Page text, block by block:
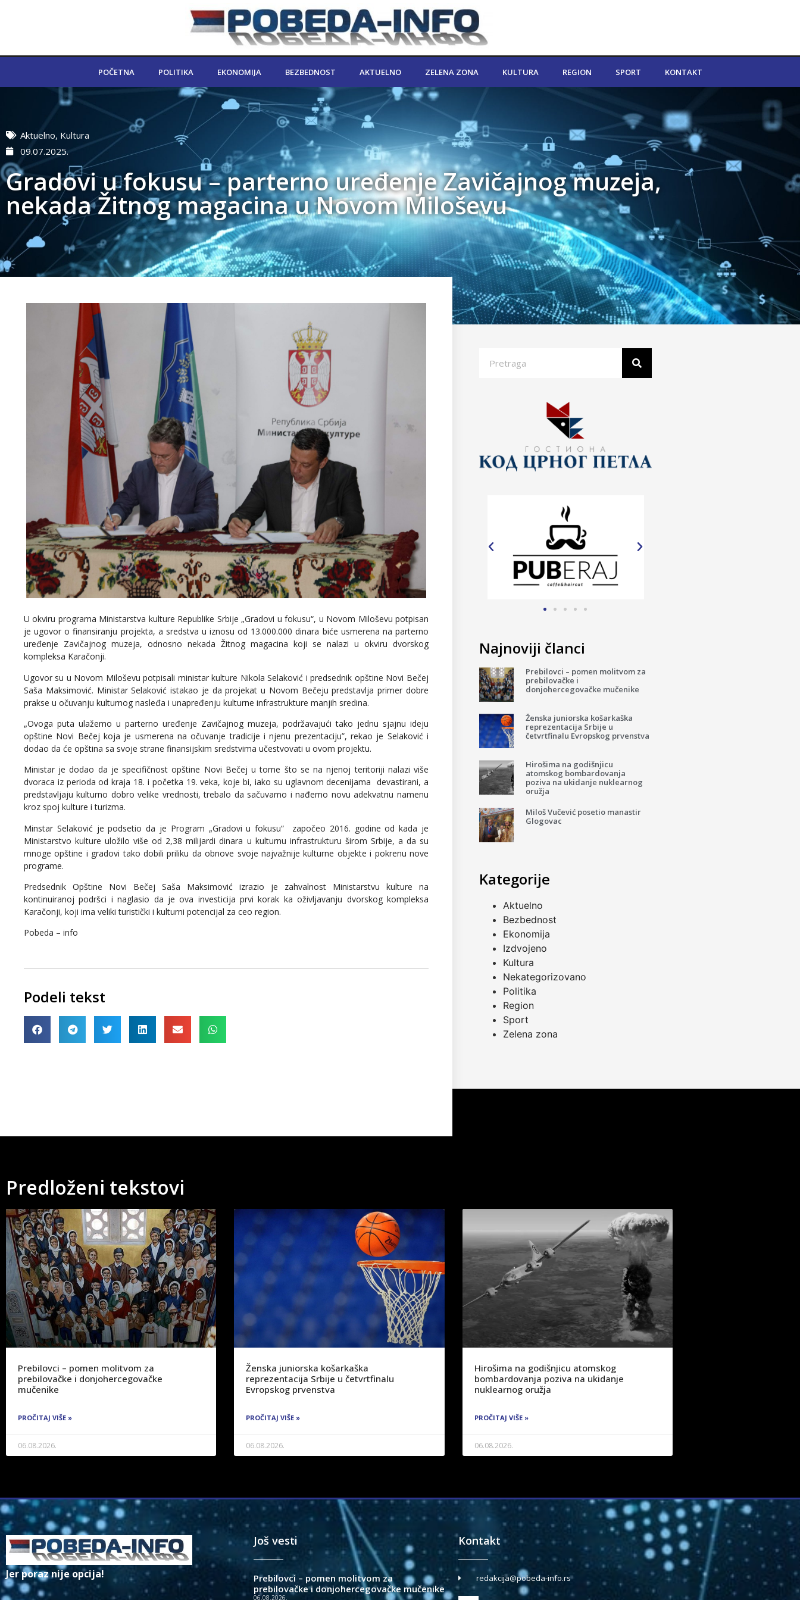
POČETNA POLITIKA EKONOMIJA BEZBEDNOST AKTUELNO ZELENA ZONA KULTURA REGION SPORT KONTAKT
Aktuelno, Kultura
09.07.2025.
Gradovi u fokusu – parterno uređenje Zavičajnog muzeja,
nekada Žitnog magacina u Novom Miloševu
U okviru programa Ministarstva kulture Republike Srbije „Gradovi u fokusu“, u Novom Miloševu potpisan
je ugovor o finansiranju projekta, a sredstva u iznosu od 13.000.000 dinara biće usmerena na parterno
uređenje Zavičajnog muzeja, odnosno nekada Žitnog magacina koji se nalazi u okviru dvorskog
kompleksa Karačonji.
Ugovor su u Novom Miloševu potpisali ministar kulture Nikola Selaković i predsednik opštine Novi Bečej
Saša Maksimović. Ministar Selaković istakao je da projekat u Novom Bečeju predstavlja primer dobre
prakse u očuvanju kulturnog nasleđa i unapređenju kulturne infrastrukture manjih sredina.
„Ovoga puta ulažemo u parterno uređenje Zavičajnog muzeja, podržavajući tako jednu sjajnu ideju
opštine Novi Bečej koja je usmerena na očuvanje tradicije i njenu prezentaciju”, rekao je Selaković i
dodao da će opština sa svoje strane finansijskim sredstvima učestvovati u ovom projektu.
Ministar je dodao da je specifičnost opštine Novi Bečej u tome što se na njenoj teritoriji nalazi više
dvoraca iz perioda od kraja 18. i početka 19. veka, koje bi, iako su uglavnom decenijama devastirani, a
predstavljaju kulturno dobro velike vrednosti, trebalo da sačuvamo i nađemo novu adekvatnu namenu
kroz spoj kulture i turizma.
Minstar Selaković je podsetio da je Program „Gradovi u fokusu“ započeo 2016. godine od kada je
Ministarstvo kulture uložilo više od 2,38 milijardi dinara u kulturnu infrastrukturu širom Srbije, a da su
mnoge opštine i gradovi tako dobili priliku da obnove svoje najvažnije kulturne objekte i pokrenu nove
programe.
Predsednik Opštine Novi Bečej Saša Maksimović izrazio je zahvalnost Ministarstvu kulture na
kontinuiranoj podršci i naglasio da je ova investicija prvi korak ka oživljavanju dvorskog kompleksa
Karačonji, koji ima veliki turistički i kulturni potencijal za ceo region.
Pobeda – info
Podeli tekst
Najnoviji članci
Prebilovci – pomen molitvom za
prebilovačke i
donjohercegovačke mučenike
Ženska juniorska košarkaška
reprezentacija Srbije u
četvrtfinalu Evropskog prvenstva
Hirošima na godišnjicu
atomskog bombardovanja
poziva na ukidanje nuklearnog
oružja
Miloš Vučević posetio manastir
Glogovac
Kategorije
Aktuelno
Bezbednost
Ekonomija
Izdvojeno
Kultura
Nekategorizovano
Politika
Region
Sport
Zelena zona
Predloženi tekstovi
Prebilovci – pomen molitvom za
prebilovačke i donjohercegovačke
mučenike
PROČITAJ VIŠE »
06.08.2026.
Ženska juniorska košarkaška
reprezentacija Srbije u četvrtfinalu
Evropskog prvenstva
PROČITAJ VIŠE »
06.08.2026.
Hirošima na godišnjicu atomskog
bombardovanja poziva na ukidanje
nuklearnog oružja
PROČITAJ VIŠE »
06.08.2026.
Jer poraz nije opcija!
Još vesti
Prebilovci – pomen molitvom za
prebilovačke i donjohercegovačke mučenike
06.08.2026.
Kontakt
redakcija@pobeda-info.rs